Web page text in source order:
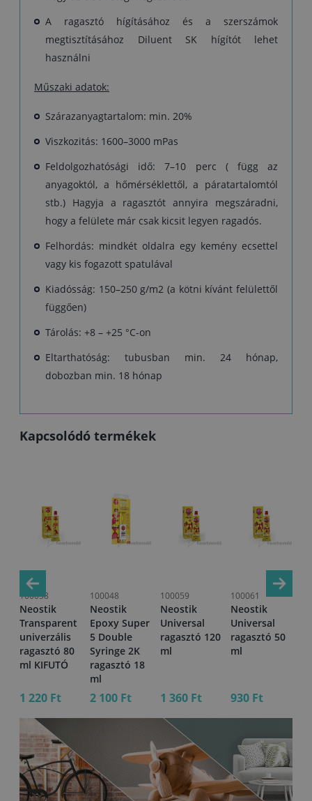
A ragasztó hígításához és a szerszámok
megtisztításához Diluent SK hígítót lehet
használni
Műszaki adatok:
Szárazanyagtartalom: min. 20%
Viszkozitás: 1600–3000 mPas
Feldolgozhatósági idő: 7–10 perc ( függ az
anyagoktól, a hőmérséklettől, a páratartalomtól
stb.) Hagyja a ragasztót annyira megszáradni,
hogy a felülete már csak kicsit legyen ragadós.
Felhordás: mindkét oldalra egy kemény ecsettel
vagy kis fogazott spatulával
Kiadósság: 150–250 g/m2 (a kötni kívánt felülettől
függően)
Tárolás: +8 – +25 °C-on
Eltarthatóság: tubusban min. 24 hónap,
dobozban min. 18 hónap
Kapcsolódó termékek
100058
Neostik
Transparent
univerzális
ragasztó 80
ml KIFUTÓ
1 220 Ft
100048
Neostik
Epoxy Super
5 Double
Syringe 2K
ragasztó 18
ml
2 100 Ft
100059
Neostik
Universal
ragasztó 120
ml
1 360 Ft
100061
Neostik
Universal
ragasztó 50
ml
930 Ft